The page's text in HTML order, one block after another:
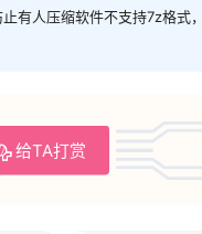
有人压缩软件不支持7z格式
给TA打赏